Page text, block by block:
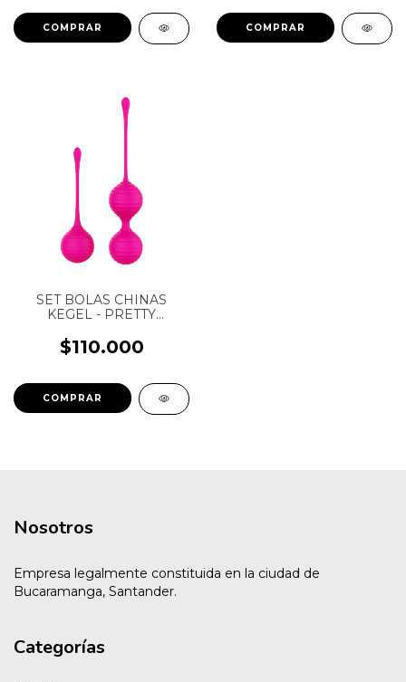
SET BOLAS CHINAS
KEGEL - PRETTY
EJERCICIOS PÉLVICOS -
SILICONA GRADO
$110.000
Nosotros
Empresa legalmente constituida en la ciudad de
Bucaramanga, Santander.
Categorías